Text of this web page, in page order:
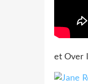
et Over